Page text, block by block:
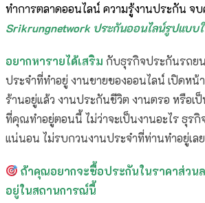
ทำการตลาดออนไลน์ ความรู้งานประกัน จ
Srikrungnetwork ประกันออนไลน์รูปแบบ
อยากหารายได้เสริม กับธุรกิจประกันรถย
ประจำที่ทำอยู่ งานขายของออนไลน์ เปิดห
ร้านอยู่แล้ว งานประกันชีวิต งานตรอ หรือเ
ที่คุณทำอยู่ตอนนี้ ไม่ว่าจะเป็นงานอะไร ธุร
แน่นอน ไม่รบกวนงานประจำที่ท่านทำอยู่เลย
ถ้าคุณอยากจะซื้อประกันในราคาส่วน
อยู่ในสถานการณ์นี้